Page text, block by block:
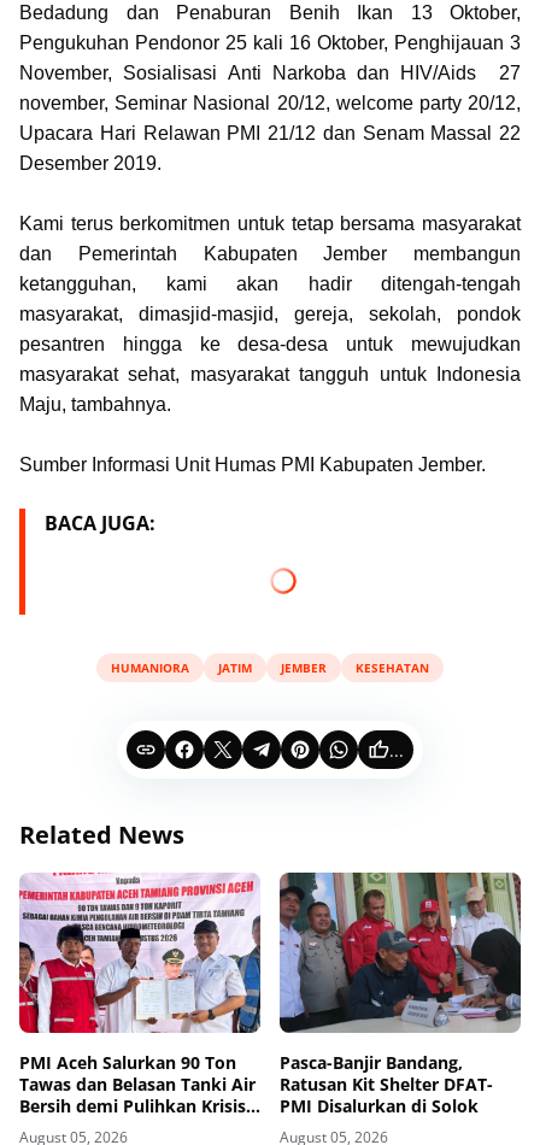
Bedadung dan Penaburan Benih Ikan 13 Oktober,
Pengukuhan Pendonor 25 kali 16 Oktober, Penghijauan 3
November, Sosialisasi Anti Narkoba dan HIV/Aids 27
november, Seminar Nasional 20/12, welcome party 20/12,
Upacara Hari Relawan PMI 21/12 dan Senam Massal 22
Desember 2019.
Kami terus berkomitmen untuk tetap bersama masyarakat
dan Pemerintah Kabupaten Jember membangun
ketangguhan, kami akan hadir ditengah-tengah
masyarakat, dimasjid-masjid, gereja, sekolah, pondok
pesantren hingga ke desa-desa untuk mewujudkan
masyarakat sehat, masyarakat tangguh untuk Indonesia
Maju, tambahnya.
Sumber Informasi Unit Humas PMI Kabupaten Jember.
BACA JUGA:
HUMANIORA JATIM JEMBER KESEHATAN
...
Related News
PMI Aceh Salurkan 90 Ton
Tawas dan Belasan Tanki Air
Bersih demi Pulihkan Krisis
Air Pasca-Banjir di Aceh
August 05, 2026
Pasca-Banjir Bandang,
Ratusan Kit Shelter DFAT-
PMI Disalurkan di Solok
August 05, 2026